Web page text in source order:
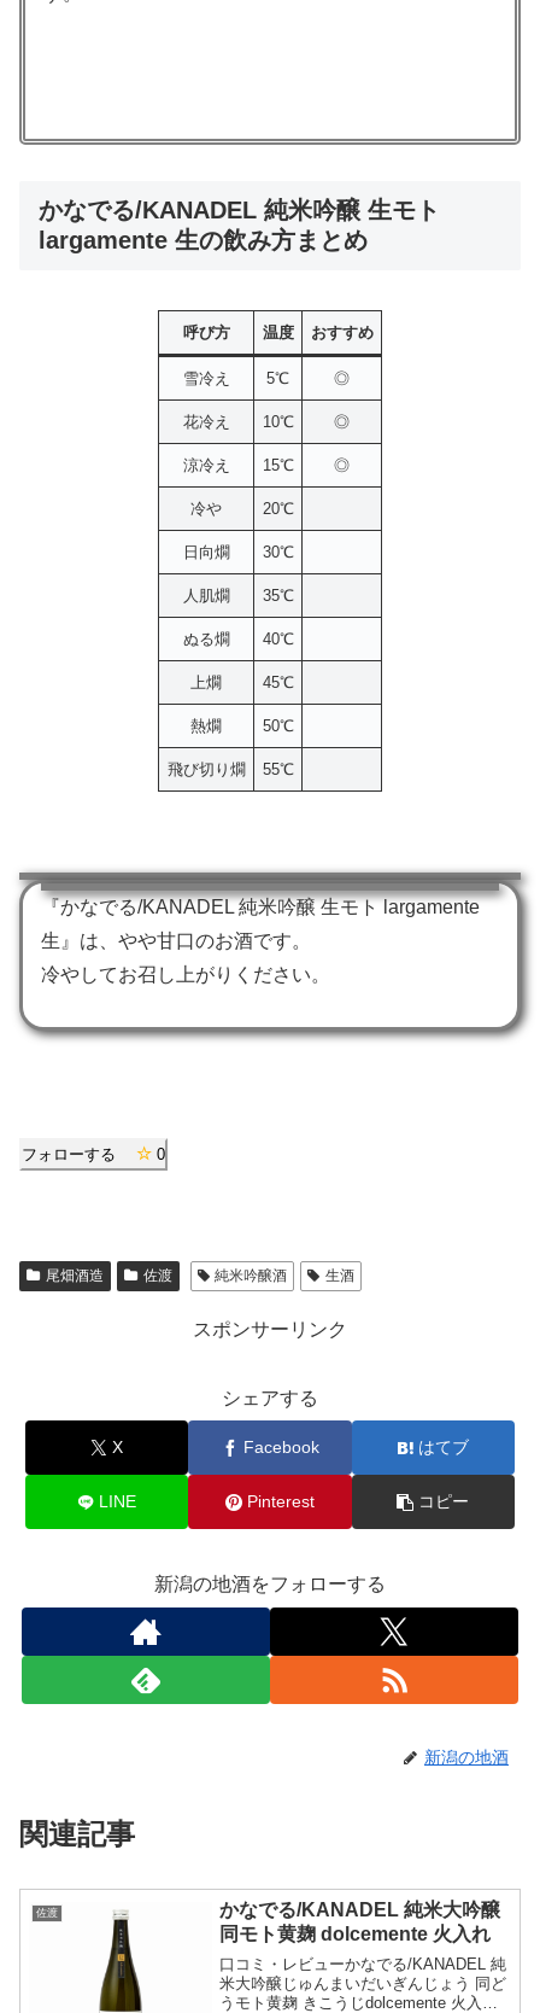
かなでる/KANADEL 純米吟醸 生モト
largamente 生の飲み方まとめ
呼び方 温度 おすすめ
雪冷え 5℃ ◎
花冷え 10℃ ◎
涼冷え 15℃ ◎
冷や 20℃
日向燗 30℃
人肌燗 35℃
ぬる燗 40℃
上燗 45℃
熱燗 50℃
飛び切り燗 55℃
『かなでる/KANADEL 純米吟醸 生モト largamente
生』は、やや甘口のお酒です。
冷やしてお召し上がりください。
フォローする 0
尾畑酒造 佐渡 純米吟醸酒 生酒
スポンサーリンク
シェアする
X Facebook はてブ
LINE Pinterest コピー
新潟の地酒をフォローする
新潟の地酒
関連記事
佐渡
かなでる/KANADEL 純米大吟醸
同モト黄麹 dolcemente 火入れ
口コミ・レビューかなでる/KANADEL 純
米大吟醸じゅんまいだいぎんじょう 同ど
うモト黄麹 きこうじdolcemente 火入ひ